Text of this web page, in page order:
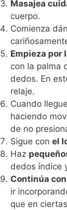
Masajea
cuerpo.
Comienza
Empieza por
con la palma
dedos. En
relaje.
Cuando
haciendo
de no
Sigue con el
Haz
dedos índice
Continúa
ir
que en